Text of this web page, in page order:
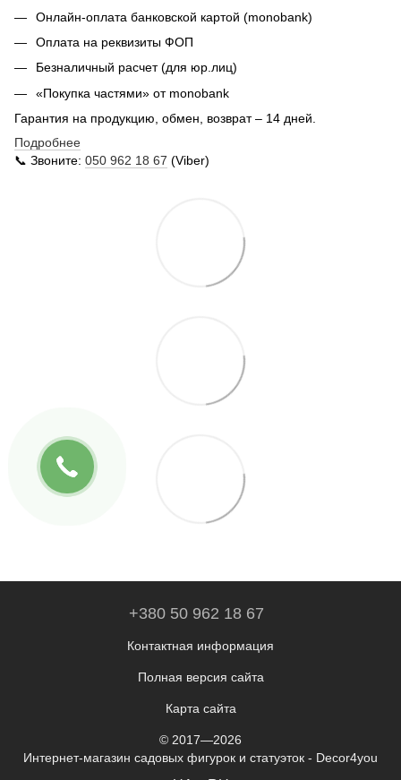
Онлайн-оплата банковской картой (monobank)
Оплата на реквизиты ФОП
Безналичный расчет (для юр.лиц)
«Покупка частями» от monobank
Гарантия на продукцию, обмен, возврат – 14 дней.
Подробнее
📞 Звоните: 050 962 18 67 (Viber)
+380 50 962 18 67
Контактная информация
Полная версия сайта
Карта сайта
© 2017—2026
Интернет-магазин садовых фигурок и статуэток - Decor4you